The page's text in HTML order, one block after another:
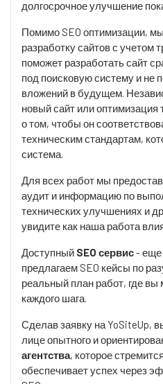
долгосрочное улучшение
Помимо SEO оптимизации,
разработку сайтов с учетом
поможет разработать сайт
под поисковую систему и не
вложений в будущем.
новый сайт или оптимизация
о том, чтобы он
техническим стандартам,
система.
Для всех работ мы
аудит и информацию по
технических улучшениях и
увидите как наша работа
Доступный SEO сервис- еще
предлагаем SEO кейсы по
реальный план работ, где
каждого шага.
Сделав заявку на YoSiteUp,
лице опытного и
агентства, которое
обеспечивает успех через